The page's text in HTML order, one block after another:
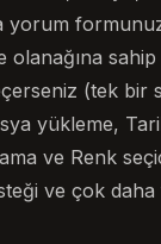
yorum
olanağına
(tek bir
yükleme,
ve Renk
ve çok daha